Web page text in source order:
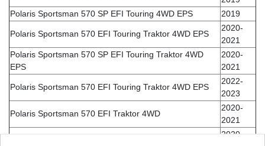
Polaris Sportsman 570 SP EFI Touring 4WD EPS
2019
Polaris Sportsman 570 EFI Touring Traktor 4WD EPS
2020-
2021
Polaris Sportsman 570 SP EFI Touring Traktor 4WD
EPS
2020-
2021
Polaris Sportsman 570 EFI Touring Traktor 4WD EPS
2022-
2023
Polaris Sportsman 570 EFI Traktor 4WD
2020-
2021
2020-